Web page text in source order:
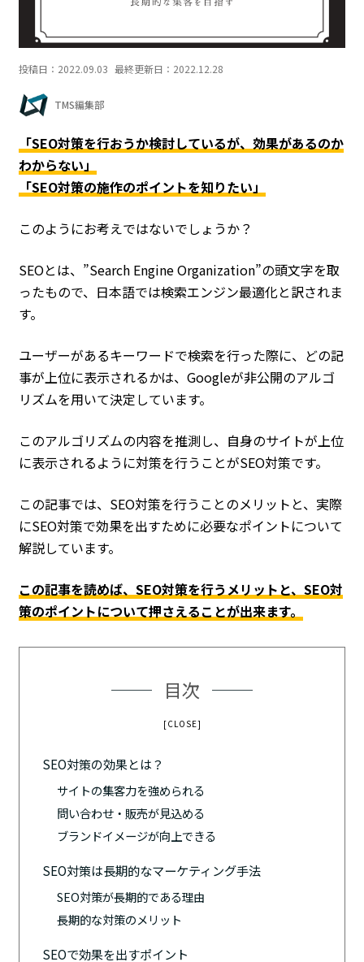
投稿日： 2022.09.03 最終更新日： 2022.12.28
TMS編集部
「SEO対策を行おうか検討しているが、効果があるのか
わからない」
「SEO対策の施作のポイントを知りたい」
このようにお考えではないでしょうか？
SEOとは、”Search Engine Organization”の頭文字を取
ったもので、日本語では検索エンジン最適化と訳されま
す。
ユーザーがあるキーワードで検索を行った際に、どの記
事が上位に表示されるかは、Googleが非公開のアルゴ
リズムを用いて決定しています。
このアルゴリズムの内容を推測し、自身のサイトが上位
に表示されるように対策を行うことがSEO対策です。
この記事では、SEO対策を行うことのメリットと、実際
にSEO対策で効果を出すために必要なポイントについて
解説しています。
この記事を読めば、SEO対策を行うメリットと、SEO対
策のポイントについて押さえることが出来ます。
[CLOSE]
目次
SEO対策の効果とは？
サイトの集客力を強められる
問い合わせ・販売が見込める
ブランドイメージが向上できる
SEO対策は長期的なマーケティング手法
SEO対策が長期的である理由
長期的な対策のメリット
SEOで効果を出すポイント